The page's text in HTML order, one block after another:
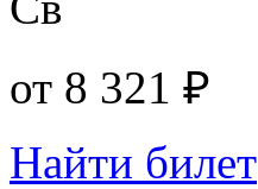
от 8 321 ₽
Найти билет